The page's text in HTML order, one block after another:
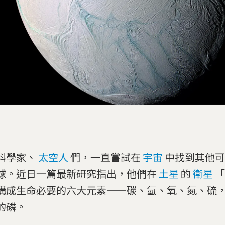
學家、 太空人們，一直嘗試在 宇宙 中找到其他
。近日一篇最新研究指出，他們在土星 的衛星
成生命必要的六大元素——碳、氫、氧、氮、硫
磷。